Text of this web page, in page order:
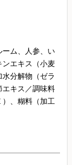
ム、人参、い
ンエキス（小麦
分解物（ゼラ
キス／調味料
）、糊料（加工